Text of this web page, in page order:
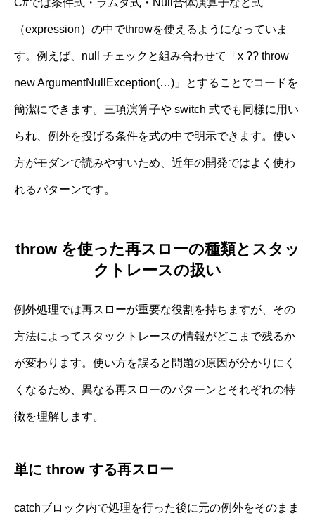
C#では条件式・ラムダ式・Null合体演算子など式
（expression）の中でthrowを使えるようになっていま
す。例えば、null チェックと組み合わせて「x ?? throw
new ArgumentNullException(…)」とすることでコードを
簡潔にできます。三項演算子や switch 式でも同様に用い
られ、例外を投げる条件を式の中で明示できます。使い
方がモダンで読みやすいため、近年の開発ではよく使わ
れるパターンです。
throw を使った再スローの種類とスタッ
クトレースの扱い
例外処理では再スローが重要な役割を持ちますが、その
方法によってスタックトレースの情報がどこまで残るか
が変わります。使い方を誤ると問題の原因が分かりにく
くなるため、異なる再スローのパターンとそれぞれの特
徴を理解します。
単に throw する再スロー
catchブロック内で処理を行った後に元の例外をそのまま